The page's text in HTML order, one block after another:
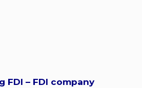
FDI – FDI company